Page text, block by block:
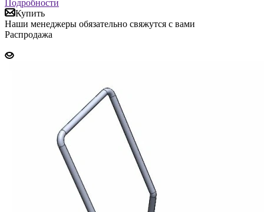
Подробности
Купить
Наши менеджеры обязательно свяжутся с вами
Распродажа